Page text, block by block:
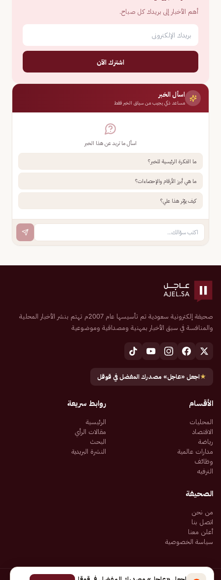
أهم الأخبار إلى بريدك كل صباح.
اشترك الآن
اسأل الخبر
مساعد ذكي يجيب من سياق الخبر فقط
اسأل ما تريد عن هذا الخبر
ما الفكرة الرئيسية للخبر؟
ما هي أبرز الأرقام والإحصاءات؟
كيف يؤثر هذا علي؟
صحيفة إلكترونية سعودية تم تأسيسها عام 2007م تهتم بنشر الأخبار المحلية
والمنافسة في سبق الأخبار بمهنية ومصداقية وموضوعية
★اجعل «عاجل» مصدرك المفضل في قوقل
الأقسام
المحليات
الاقتصاد
رياضة
مدارات عالمية
وظائف
الترفيه
روابط سريعة
الرئيسية
مقالات الرأي
البحث
النشرة البريدية
الصحيفة
من نحن
اتصل بنا
أعلن معنا
سياسة الخصوصية